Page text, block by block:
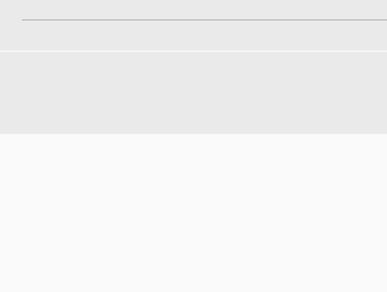
constitutionnel a...